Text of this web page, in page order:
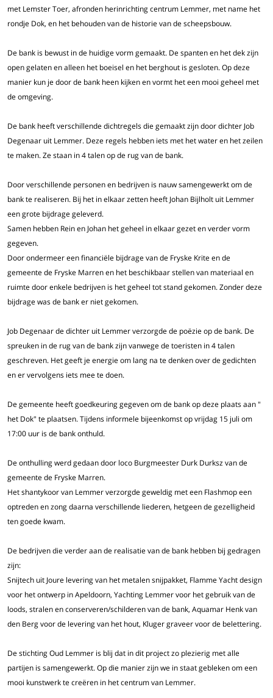
met Lemster Toer, afronden herinrichting centrum Lemmer, met name het
rondje Dok, en het behouden van de historie van de scheepsbouw.
De bank is bewust in de huidige vorm gemaakt. De spanten en het dek zijn
open gelaten en alleen het boeisel en het berghout is gesloten. Op deze
manier kun je door de bank heen kijken en vormt het een mooi geheel met
de omgeving.
De bank heeft verschillende dichtregels die gemaakt zijn door dichter Job
Degenaar uit Lemmer. Deze regels hebben iets met het water en het zeilen
te maken. Ze staan in 4 talen op de rug van de bank.
Door verschillende personen en bedrijven is nauw samengewerkt om de
bank te realiseren. Bij het in elkaar zetten heeft Johan Bijlholt uit Lemmer
een grote bijdrage geleverd.
Samen hebben Rein en Johan het geheel in elkaar gezet en verder vorm
gegeven.
Door ondermeer een financiële bijdrage van de Fryske Krite en de
gemeente de Fryske Marren en het beschikbaar stellen van materiaal en
ruimte door enkele bedrijven is het geheel tot stand gekomen. Zonder deze
bijdrage was de bank er niet gekomen.
Job Degenaar de dichter uit Lemmer verzorgde de poëzie op de bank. De
spreuken in de rug van de bank zijn vanwege de toeristen in 4 talen
geschreven. Het geeft je energie om lang na te denken over de gedichten
en er vervolgens iets mee te doen.
De gemeente heeft goedkeuring gegeven om de bank op deze plaats aan "
het Dok" te plaatsen. Tijdens informele bijeenkomst op vrijdag 15 juli om
17:00 uur is de bank onthuld.
De onthulling werd gedaan door loco Burgmeester Durk Durksz van de
gemeente de Fryske Marren.
Het shantykoor van Lemmer verzorgde geweldig met een Flashmop een
optreden en zong daarna verschillende liederen, hetgeen de gezelligheid
ten goede kwam.
De bedrijven die verder aan de realisatie van de bank hebben bij gedragen
zijn:
Snijtech uit Joure levering van het metalen snijpakket, Flamme Yacht design
voor het ontwerp in Apeldoorn, Yachting Lemmer voor het gebruik van de
loods, stralen en conserveren/schilderen van de bank, Aquamar Henk van
den Berg voor de levering van het hout, Kluger graveer voor de belettering.
De stichting Oud Lemmer is blij dat in dit project zo plezierig met alle
partijen is samengewerkt. Op die manier zijn we in staat gebleken om een
mooi kunstwerk te creëren in het centrum van Lemmer.